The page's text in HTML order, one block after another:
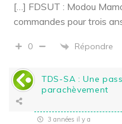
[…] FDSUT : Modou
commandes pour trois
0 Répondre
TDS-SA : Une
parachèvement
3 années il y a